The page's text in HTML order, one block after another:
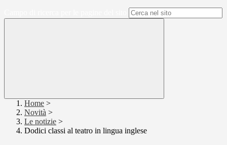
Home >
Novità >
Le notizie >
Dodici classi al teatro in lingua inglese